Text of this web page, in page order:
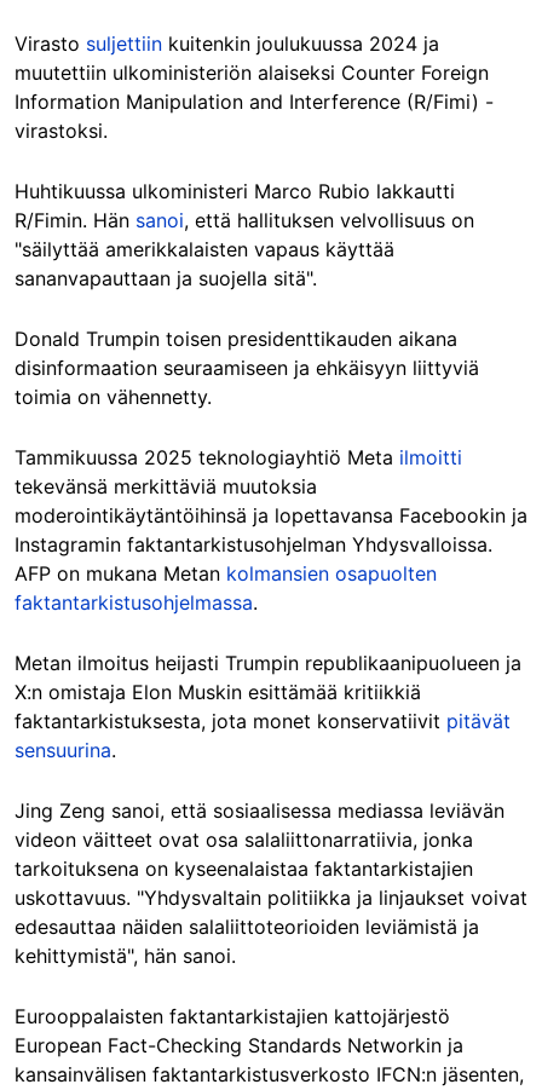
Virasto suljettiin kuitenkin joulukuussa 2024 ja
muutettiin ulkoministeriön alaiseksi Counter Foreign
Information Manipulation and Interference (R/Fimi) -
virastoksi.
Huhtikuussa ulkoministeri Marco Rubio lakkautti
R/Fimin. Hän sanoi, että hallituksen velvollisuus on
"säilyttää amerikkalaisten vapaus käyttää
sananvapauttaan ja suojella sitä".
Donald Trumpin toisen presidenttikauden aikana
disinformaation seuraamiseen ja ehkäisyyn liittyviä
toimia on vähennetty.
Tammikuussa 2025 teknologiayhtiö Meta ilmoitti
tekevänsä merkittäviä muutoksia
moderointikäytäntöihinsä ja lopettavansa Facebookin ja
Instagramin faktantarkistusohjelman Yhdysvalloissa.
AFP on mukana Metan kolmansien osapuolten
faktantarkistusohjelmassa.
Metan ilmoitus heijasti Trumpin republikaanipuolueen ja
X:n omistaja Elon Muskin esittämää kritiikkiä
faktantarkistuksesta, jota monet konservatiivit pitävät
sensuurina.
Jing Zeng sanoi, että sosiaalisessa mediassa leviävän
videon väitteet ovat osa salaliittonarratiivia, jonka
tarkoituksena on kyseenalaistaa faktantarkistajien
uskottavuus. "Yhdysvaltain politiikka ja linjaukset voivat
edesauttaa näiden salaliittoteorioiden leviämistä ja
kehittymistä", hän sanoi.
Eurooppalaisten faktantarkistajien kattojärjestö
European Fact-Checking Standards Networkin ja
kansainvälisen faktantarkistusverkosto IFCN:n jäsenten,